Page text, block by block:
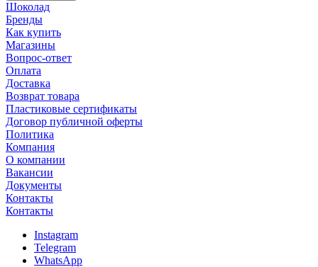
Шоколад
Бренды
Как купить
Магазины
Вопрос-ответ
Оплата
Доставка
Возврат товара
Пластиковые сертификаты
Договор публичной оферты
Политика
Компания
О компании
Вакансии
Документы
Контакты
Контакты
Instagram
Telegram
WhatsApp